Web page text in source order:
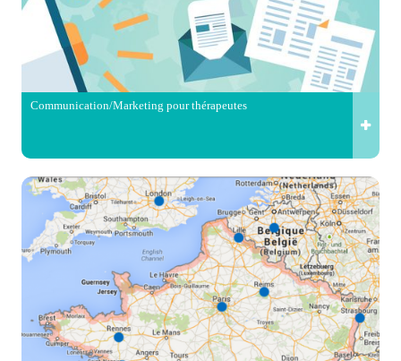
Communication/Marketing pour thérapeutes